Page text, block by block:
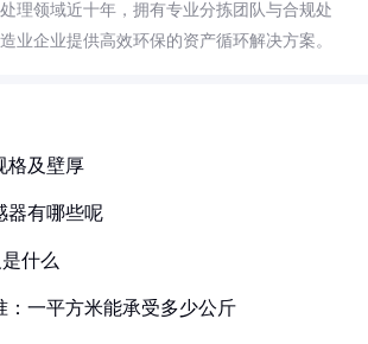
理领域近十年，拥有专业分拣团队与合规处
业企业提供高效环保的资产循环解决方案。
格及壁厚
器有哪些呢
什么
：一平方米能承受多少公斤